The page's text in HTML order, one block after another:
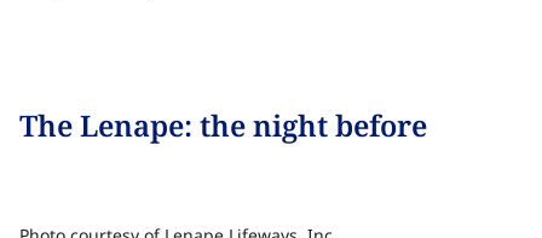
The Lenape: the night before​​​​‌ ‍ ​‍​‍‌‍ ‌ ​‍‌‍‍‌‌‍‌ ‌‍‍‌‌‍ ‍​‍​‍​ ‍‍​‍​‍‌ ​ ‌‍​‌‌‍ ‍‌‍‍‌‌ ‌​‌ ‍‌​‍ ‍‌‍‍‌‌‍ ​‍​‍​‍ ​​‍​‍‌‍‍​‌ ​‍‌‍‌‌‌‍‌‍​‍​‍​ ‍‍​‍​‍‌‍‍​‌ ‌​‌ ‌​‌ ​​‌ ​ ​ ‍‍​‍ ​‍ ‌‍​ ‌‍ ‌‌ ​ ​‍ ‍‌‍ ‌‌‍​‌‌‍‍‌‌‍ ‍​‍ ‍​ ​‍​ ​​​ ​‍​ ‌​‌ ​‍‌‍‌‌‌‍‌​‌‍‌‌‌ ​ ‌‍‍‌‌‍‌ ‌‍ ‍​‍ ‍‌ ​‍‌‍‍‌‌ ‌‍‌‍‌‌‌ ​‍‌‍‍ ‌‍‌‌‌‍‌‌‌ ​​‌‍‌‌‌ ​‍​‍ ‍‌‍ ‌ ​‍‌‍‌ ​‍ ‌‍‍‌‌‍ ‍‌ ‌​‌‍‌‌‌‍ ‍‌ ‌​​‍ ‌‍‌‌‌‍‌​‌‍‍‌‌ ‌​​‍ ‌‍ ‌‌‍ ‌‍‌​‌‍‌‌​ ‌‌ ​​‌ ​‍‌‍‌‌‌ ​ ‌‍‌‌‌‍ ‍‌ ‌​‌‍​‌‌ ‌​‌‍‍‌‌‍ ‌‍ ‍​ ‍ ‌‍‍‌‌‍‌​​ ‌‌‍‍​‌‍‍‌‌ ​ ‌ ‌​‌‍ ‌ ​‍‌ ‍‌‌​ ‌‍‌‍‌‌‌​‌‍‍​‌‍‌‌‌​‍​‌ ‌‌‌‍‌​‌ ​ ‌‍ ‌‍ ‍‌‌​‍‌‍‍‌‌ ‌‍‌‍‌‌‌ ​‍​ ‍ ‌ ‌​‌ ‍‌‌ ​​‌‍‌‌​ ‌‌‍‍​‌ ‌‌‌‍‌​‌ ​ ‌‍ ‌‍ ‍‌‌ ‌ ​​‌‍​‌‌‍‌ ‌‍‌‌​ ‍ ‌ ​​‌‍​‌‌ ‌​‌‍‍​​ ‌‌‍​ ‌‍ ‌‍ ‍‌ ‌​‌‍‌‌‌‍ ‍‌ ‌​​‍‌‌​ ‌‌‌​​‍‌‌ ‌‍‍ ‌‍‌‌‌ ‍‌​‍‌‌​ ​ ‌​‌​​‍‌‌​ ​ ‌​‌​​‍‌‌​ ​‍​ ​‍​ ‌​​ ‌‌​ ‌‌‌‍‌‌‌‍​ ‌‍‌‍​ ​ ‌‍​‌‌‍​ ‌‍​‌​ ‌‌​ ‍‌​‍‌‌​ ​‍​ ​‍​‍‌‌​ ‌‌‌​‌​​‍ ‍‌‍​ ‌‍‍​‌‍‍‌‌‍ ​‌‍‌​‌ ​‍‌‍‌‌‌‍ ‍​‍‌‌​ ‌‌‌​​‍‌‌ ‌‍‍ ‌‍‌‌‌ ‍‌​‍‌‌​ ​ ‌​‌​​‍‌‌​ ​ ‌​‌​​‍‌‌​ ​‍​ ​‍‌‍‌​​ ​​‌‍​‍​ ‌‌​ ‌‍​ ​​​ ‌ ​ ‌‍‌‍​ ​ ‌‍​ ​‌​ ‌‍​ ​​​‍‌‌​ ​‍​ ​‍​‍‌‌​ ‌‌‌​‌​​‍ ‍‌ ‌​‌‍‌‌‌ ‍​‌ ‌​​ ‌‍​‍‌‍​‌‌ ​ ‌‍‌‌‌‌‌‌‌ ​‍‌‍ ​​ ‌‌‍‍​‌ ‌​‌ ‌​‌ ​​‌ ​ ​‍‌‌​ ​ ‌​​‌​‍‌‌​ ​‍‌​‌‍​‍‌‌​ ​‍‌​‌‍‌‍​ ‌‍ ‌‌ ​ ​‍ ‍‌‍ ‌‌‍​‌‌‍‍‌‌‍ ‍​‍ ‍​ ​‍​ ​​​ ​‍​ ‌​‌ ​‍‌‍‌‌‌‍‌​‌‍‌‌‌ ​ ‌‍‍‌‌‍‌ ‌‍ ‍​‍ ‍‌ ​‍‌‍‍‌‌ ‌‍‌‍‌‌‌ ​‍‌‍‍ ‌‍‌‌‌‍‌‌‌ ​​‌‍‌‌‌ ​‍​‍ ‍‌‍ ‌ ​‍‌‍‌ ​‍‌‍‌‍‍‌‌‍‌​​ ‌‌‍‍​‌‍‍‌‌ ​ ‌ ‌​‌‍ ‌ ​‍‌ ‍‌‌​ ‌‍‌‍‌‌‌​‌‍‍​‌‍‌‌‌​‍​‌ ‌‌‌‍‌​‌ ​ ‌‍ ‌‍ ‍‌‌​‍‌‍‍‌‌ ‌‍‌‍‌‌‌ ​‍​‍‌‍‌ ‌​‌ ‍‌‌ ​​‌‍‌‌​ ‌‌‍‍​‌ ‌‌‌‍‌​‌ ​ ‌‍ ‌‍ ‍‌‌ ‌ ​​‌‍​‌‌‍‌ ‌‍‌‌​‍‌‍‌ ​​‌‍​‌‌ ‌​‌‍‍​​ ‌‌‍​ ‌‍ ‌‍ ‍‌ ‌​‌‍‌‌‌‍ ‍‌ ‌​​‍‌‌​ ‌‌‌​​‍‌‌ ‌‍‍ ‌‍‌‌‌ ‍‌​‍‌‌​ ​ ‌​‌​​‍‌‌​ ​ ‌​‌​​‍‌‌​ ​‍​ ​‍​ ‌​​ ‌‌​ ‌‌‌‍‌‌‌‍​ ‌‍‌‍​ ​ ‌‍​‌‌‍​ ‌‍​‌​ ‌‌​ ‍‌​‍‌‌​ ​‍​ ​‍​‍‌‌​ ‌‌‌​‌​​‍ ‍‌‍​ ‌‍‍​‌‍‍‌‌‍ ​‌‍‌​‌ ​‍‌‍‌‌‌‍ ‍​‍‌‌​ ‌‌‌​​‍‌‌ ‌‍‍ ‌‍‌‌‌ ‍‌​‍‌‌​ ​ ‌​‌​​‍‌‌​ ​ ‌​‌​​‍‌‌​ ​‍​ ​‍‌‍‌​​ ​​‌‍​‍​ ‌‌​ ‌‍​ ​​​ ‌ ​ ‌‍‌‍​ ​ ‌‍​ ​‌​ ‌‍​ ​​​‍‌‌​ ​‍​ ​‍​‍‌‌​ ‌‌‌​‌​​‍ ‍‌ ‌​‌‍‌‌‌ ‍​‌ ‌​​‍‌‍‌ ​​‌‍‌‌‌ ​‍‌ ​ ‌ ​​‌‍‌‌‌‍​ ‌ ‌​‌‍‍‌‌ ‌‍‌‍‌‌​ ‌‌ ​​‌ ‌‌‌‍​‍‌‍ ​‌‍‍‌‌ ​ ‌‍‍​‌‍‌‌‌‍‌​​‍​‍‌ ‌